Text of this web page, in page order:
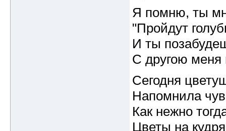
Я помню, ты
"Пройдут
И ты
С другою меня
Сегодня
Напомнила
Как нежно
Цветы на